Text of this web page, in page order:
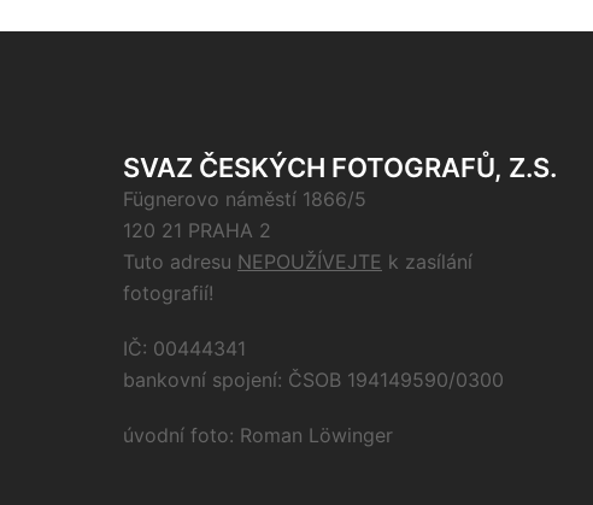
SVAZ ČESKÝCH FOTOGRAFŮ, Z.S.
Fügnerovo náměstí 1866/5
120 21 PRAHA 2
Tuto adresu NEPOUŽÍVEJTE k zasílání
fotografií!
IČ: 00444341
bankovní spojení: ČSOB 194149590/0300
úvodní foto: Roman Löwinger